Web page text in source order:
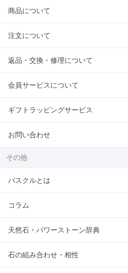
商品について
注文について
返品・交換・修理について
会員サービスについて
ギフトラッピングサービス
お問い合わせ
その他
パスクルとは
コラム
天然石・パワーストーン辞典
石の組み合わせ・相性